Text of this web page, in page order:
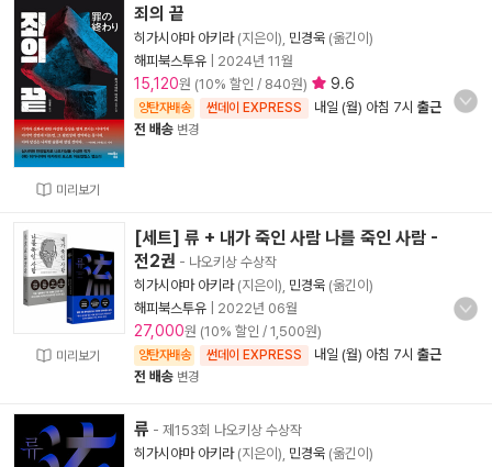
미리보기
죄의 끝
히가시야마 아키라(지은이), 민경욱 (옮긴이)
해피북스투유
2024년 11월
15,120원 (10% 할인 / 840원) 9.6
양탄자배송 썬데이 EXPRESS 내일 (월) 아침 7시 출근
전 배송 변경
미리보기
[세트] 류 + 내가 죽인 사람 나를 죽인 사람 -
전2권 - 나오키상 수상작
히가시야마 아키라(지은이), 민경욱 (옮긴이)
해피북스투유
2022년 06월
27,000원 (10% 할인 / 1,500원)
양탄자배송 썬데이 EXPRESS 내일 (월) 아침 7시 출근
전 배송 변경
류 - 제153회 나오키상 수상작
히가시야마 아키라(지은이), 민경욱 (옮긴이)